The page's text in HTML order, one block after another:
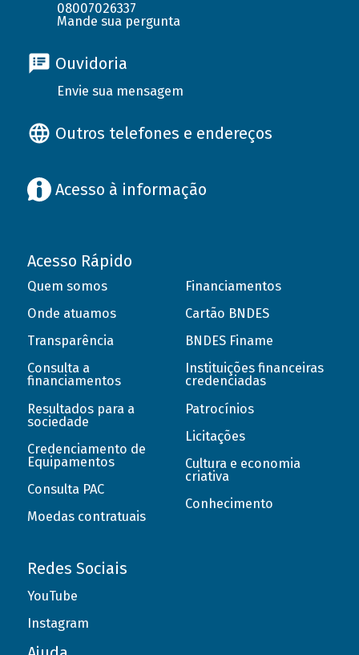
08007026337
Mande sua pergunta
Ouvidoria
Envie sua mensagem
Outros telefones e endereços
Acesso à informação
Acesso Rápido
Quem somos
Onde atuamos
Transparência
Consulta a
financiamentos
Resultados para a
sociedade
Credenciamento de
Equipamentos
Consulta PAC
Moedas contratuais
Financiamentos
Cartão BNDES
BNDES Finame
Instituições financeiras
credenciadas
Patrocínios
Licitações
Cultura e economia
criativa
Conhecimento
Redes Sociais
YouTube
Instagram